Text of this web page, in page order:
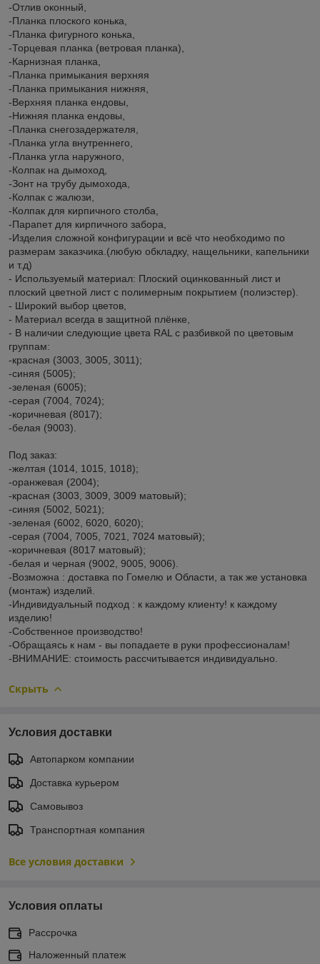
-Отлив оконный,
-Планка плоского конька,
-Планка фигурного конька,
-Торцевая планка (ветровая планка),
-Карнизная планка,
-Планка примыкания верхняя
-Планка примыкания нижняя,
-Верхняя планка ендовы,
-Нижняя планка ендовы,
-Планка снегозадержателя,
-Планка угла внутреннего,
-Планка угла наружного,
-Колпак на дымоход,
-Зонт на трубу дымохода,
-Колпак с жалюзи,
-Колпак для кирпичного столба,
-Парапет для кирпичного забора,
-Изделия сложной конфигурации и всё что необходимо по
размерам заказчика.(любую обкладку, нащельники, капельники
и т.д)
- Используемый материал: Плоский оцинкованный лист и
плоский цветной лист с полимерным покрытием (полиэстер).
- Широкий выбор цветов,
- Материал всегда в защитной плёнке,
- В наличии следующие цвета RAL с разбивкой по цветовым
группам:
-красная (3003, 3005, 3011);
-синяя (5005);
-зеленая (6005);
-серая (7004, 7024);
-коричневая (8017);
-белая (9003).
Под заказ:
-желтая (1014, 1015, 1018);
-оранжевая (2004);
-красная (3003, 3009, 3009 матовый);
-синяя (5002, 5021);
-зеленая (6002, 6020, 6020);
-серая (7004, 7005, 7021, 7024 матовый);
-коричневая (8017 матовый);
-белая и черная (9002, 9005, 9006).
-Возможна : доставка по Гомелю и Области, а так же установка
(монтаж) изделий.
-Индивидуальный подход : к каждому клиенту! к каждому
изделию!
-Собственное производство!
-Обращаясь к нам - вы попадаете в руки профессионалам!
-ВНИМАНИЕ: стоимость рассчитывается индивидуально.
Скрыть
Условия доставки
Автопарком компании
Доставка курьером
Самовывоз
Транспортная компания
Все условия доставки
Условия оплаты
Рассрочка
Наложенный платеж